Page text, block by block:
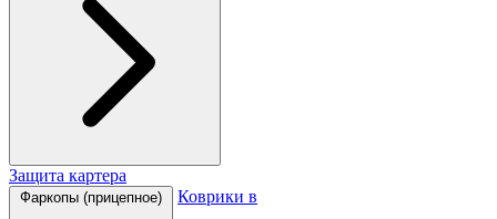
Защита картера
Фаркопы (прицепное) Коврики в